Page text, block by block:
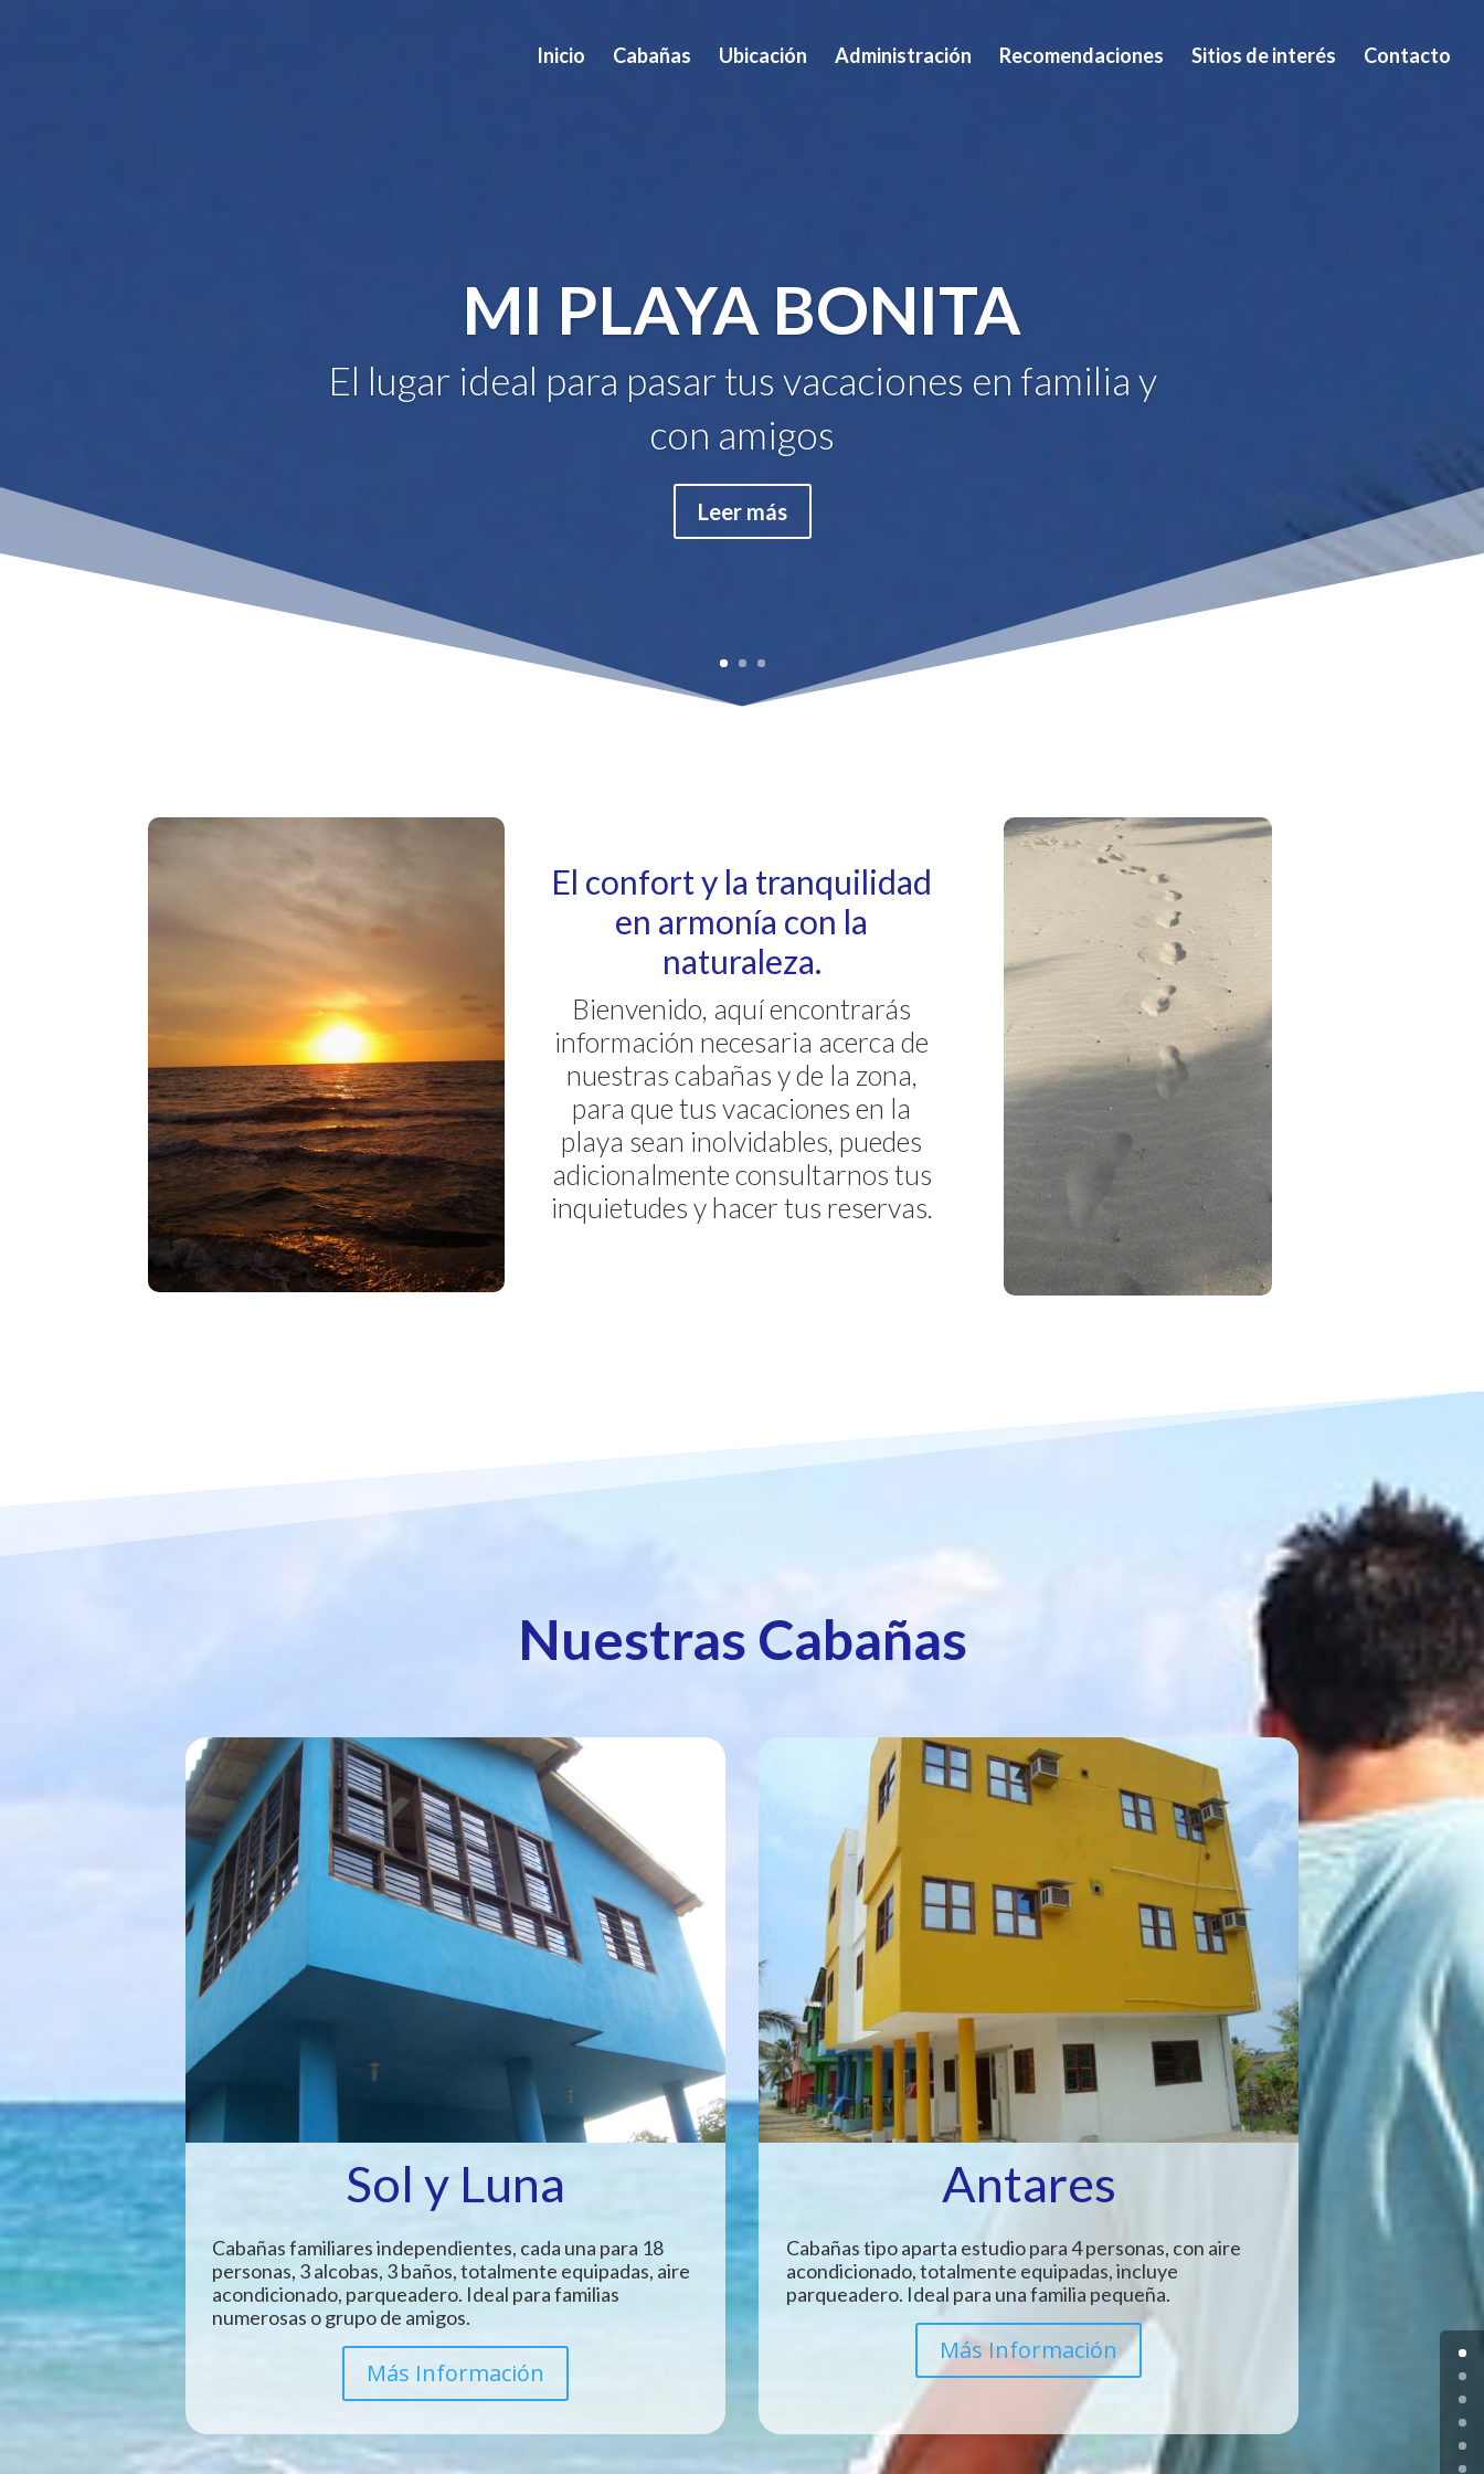
Inicio Cabañas Ubicación Administración Recomendaciones Sitios de interés Contacto
MI PLAYA BONITA
El lugar ideal para pasar tus vacaciones en familia y
con amigos
Leer más
El confort y la tranquilidad
en armonía con la
naturaleza.
Bienvenido, aquí encontrarás
información necesaria acerca de
nuestras cabañas y de la zona,
para que tus vacaciones en la
playa sean inolvidables, puedes
adicionalmente consultarnos tus
inquietudes y hacer tus reservas.
Nuestras Cabañas
Sol y Luna
Cabañas familiares independientes, cada una para 18
personas, 3 alcobas, 3 baños, totalmente equipadas, aire
acondicionado, parqueadero. Ideal para familias
numerosas o grupo de amigos.
Más Información
Antares
Cabañas tipo aparta estudio para 4 personas, con aire
acondicionado, totalmente equipadas, incluye
parqueadero. Ideal para una familia pequeña.
Más Información